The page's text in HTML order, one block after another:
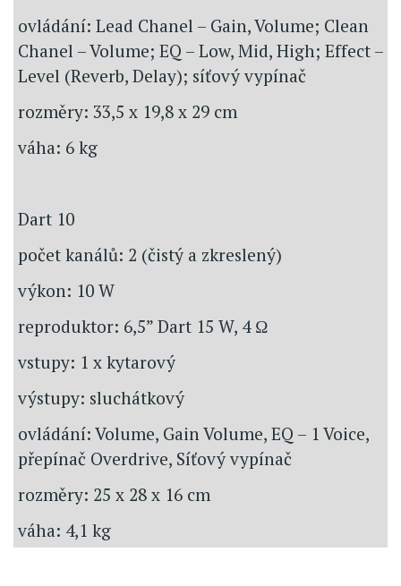
ovládání: Lead Chanel – Gain, Volume; Clean
Chanel – Volume; EQ – Low, Mid, High; Effect –
Level (Reverb, Delay); síťový vypínač
rozměry: 33,5 x 19,8 x 29 cm
váha: 6 kg
Dart 10
počet kanálů: 2 (čistý a zkreslený)
výkon: 10 W
reproduktor: 6,5” Dart 15 W, 4 Ω
vstupy: 1 x kytarový
výstupy: sluchátkový
ovládání: Volume, Gain Volume, EQ – 1 Voice,
přepínač Overdrive, Síťový vypínač
rozměry: 25 x 28 x 16 cm
váha: 4,1 kg